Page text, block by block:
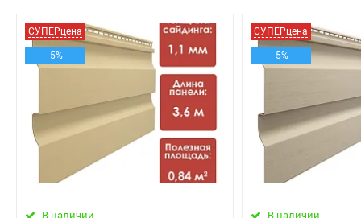
СУПЕРцена
-5%
В наличии
СУПЕРцена
-5%
В наличии